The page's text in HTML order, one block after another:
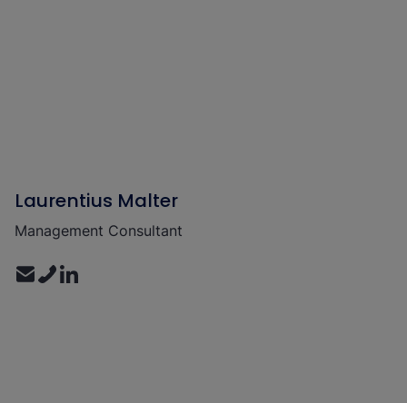
Laurentius Malter
Management Consultant